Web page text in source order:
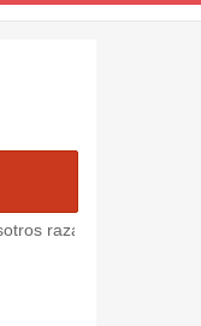
🤣" Ver mas